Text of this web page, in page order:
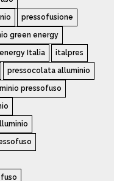
pressofusione
green energy
Italia italpres
pressocolata alluminio
pressofuso